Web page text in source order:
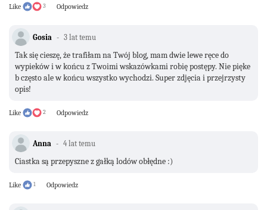
Like 3 Odpowiedz
Gosia 3 lat temu
Tak się cieszę, że trafiłam na Twój blog, mam dwie lewe ręce do
wypieków i w końcu z Twoimi wskazówkami robię postępy. Nie pięke
b często ale w końcu wszystko wychodzi. Super zdjęcia i przejrzysty
opis!
Like 2 Odpowiedz
Anna 4 lat temu
Ciastka są przepyszne z gałką lodów obłędne :)
Like 1 Odpowiedz